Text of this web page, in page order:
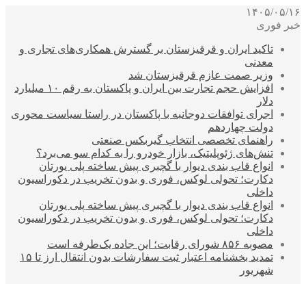
۱۴۰۵/۰۵/۱۶
خبر فوری
تاکید ایران و قرقیزستان بر گسترش همکاری‌های تجاری و
معدنی
وزیر صمت عازم قرقیزستان شد
افزایش حجم تجارت بین ایران و پاکستان به رقم ۱۰ میلیارد
دلار
اجرای توافقات دوجانبه با پاکستان در راستا سیاست محوری
دولت چهاردهم
راهنمای تخصصی انتخاب گیربکس صنعتی
تنش‌های ژئوپلیتیک، بازار خودرو را به کدام سو می‌برد؟
انواع قاب بندی دیوار با گچبری پیش ساخته پلی یورتان
دکارت؛ تحولی لوکس، فوری و بدون تخریب در دکوراسیون
داخلی
انواع قاب بندی دیوار با گچبری پیش ساخته پلی یورتان
دکارت؛ تحولی لوکس، فوری و بدون تخریب در دکوراسیون
داخلی
مصوبه ۸۵۶ شورای رقابت؛ این جاده یک‌طرفه است
تمدید بخشنامه اعتبار ثبت سفارشات بدون انتقال ارز تا ۱۵
شهریور